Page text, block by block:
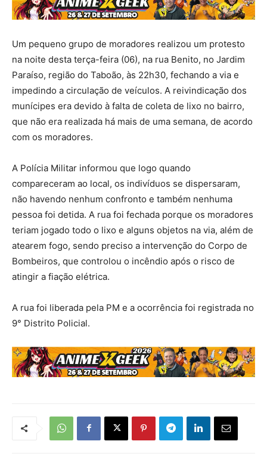
Um pequeno grupo de moradores realizou um protesto
na noite desta terça-feira (06), na rua Benito, no Jardim
Paraíso, região do Taboão, às 22h30, fechando a via e
impedindo a circulação de veículos. A reivindicação dos
munícipes era devido à falta de coleta de lixo no bairro,
que não era realizada há mais de uma semana, de acordo
com os moradores.
A Polícia Militar informou que logo quando
compareceram ao local, os indivíduos se dispersaram,
não havendo nenhum confronto e também nenhuma
pessoa foi detida. A rua foi fechada porque os moradores
teriam jogado todo o lixo e alguns objetos na via, além de
atearem fogo, sendo preciso a intervenção do Corpo de
Bombeiros, que controlou o incêndio após o risco de
atingir a fiação elétrica.
A rua foi liberada pela PM e a ocorrência foi registrada no
9° Distrito Policial.